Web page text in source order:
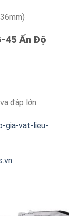
45 Ấn Độ
đập lớn
gia-vat-lieu-